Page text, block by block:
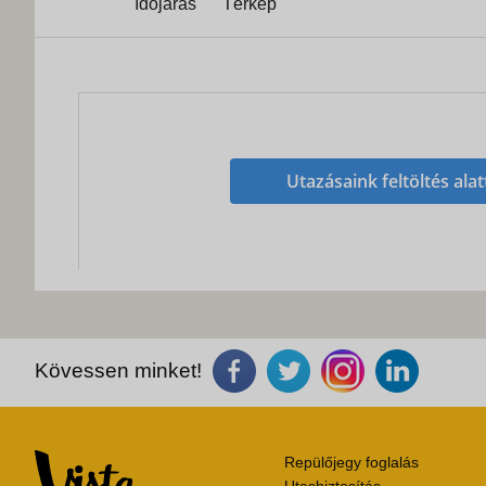
Időjárás Térkép
Utazásaink feltöltés
Kövessen minket!
Repülőjegy foglalás